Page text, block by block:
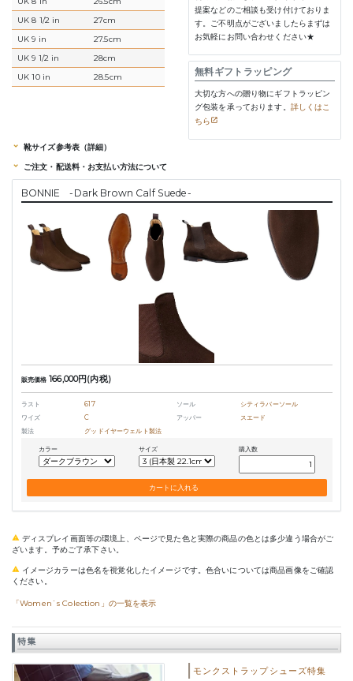
UK 8 1/2 in 27cm
UK 9 in 27.5cm
UK 9 1/2 in 28cm
UK 10 in 28.5cm
提案などのご相談も受け付けておりま
す。ご不明点がございましたらまずは
お気軽にお問い合わせください★
無料ギフトラッピング
大切な方への贈り物にギフトラッピン
グ包装を承っております。 詳しくはこ
ちら
靴サイズ参考表（詳細）
ご注文・配送料・お支払い方法について
BONNIE -Dark Brown Calf Suede-
販売価格 166,000円(内税)
ラスト 617 ソール
シティラバーソール
ワイズ
C アッパー
スエード
製法
グッドイヤーウェルト製法
カラー サイズ 購入数
ディスプレイ画面等の環境上、ページで見た色と実際の商品の色とは多少違う場合がご
ざいます。予めご了承下さい。
イメージカラーは色名を視覚化したイメージです。色合いについては商品画像をご確認
ください。
「Women`s Colection」の一覧を表示
特集
モンクストラップシューズ特集